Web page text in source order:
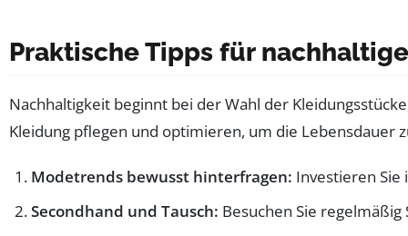
Praktische Tipps für
Nachhaltigkeit beginnt bei der Wahl der
Kleidung pflegen und optimieren, um die Lebensdauer
Modetrends bewusst hinterfragen: Investieren Sie
Secondhand und Tausch: Besuchen Sie